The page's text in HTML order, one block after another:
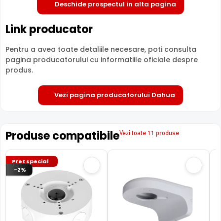
Tehnologie revolutionara WizSense
Deschide prospectul in alta pagina
Link producator
Pentru a avea toate detaliile necesare, poti consulta
pagina producatorului cu informatiile oficiale despre
produs.
Vezi pagina producatorului Dahua
Produse compatibileVezi toate 11 produse
Pret special
-2%